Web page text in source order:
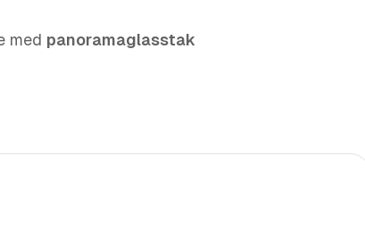
med panoramaglasstak
og uttrekkbar lårstøtte,